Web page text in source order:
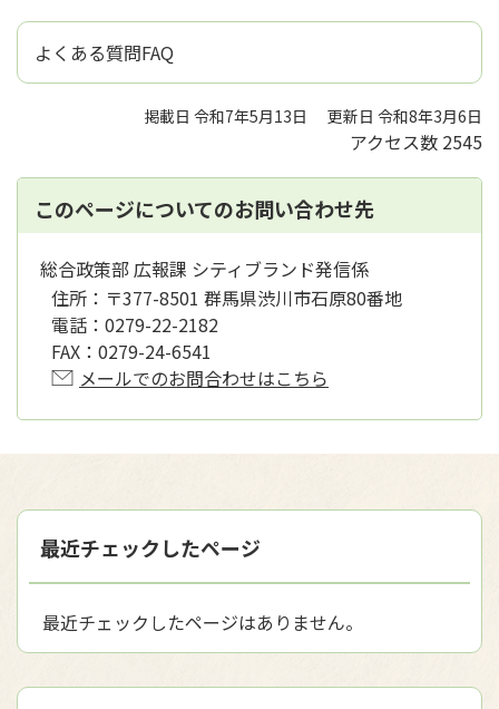
よくある質問FAQ
掲載日 令和7年5月13日 更新日 令和8年3月6日
アクセス数 2545
このページについてのお問い合わせ先
総合政策部 広報課 シティブランド発信係
住所： 〒377-8501 群馬県渋川市石原80番地
電話： 0279-22-2182
FAX： 0279-24-6541
メールでのお問合わせはこちら
最近チェックしたページ
最近チェックしたページはありません。